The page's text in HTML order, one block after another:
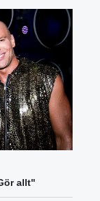
allt"